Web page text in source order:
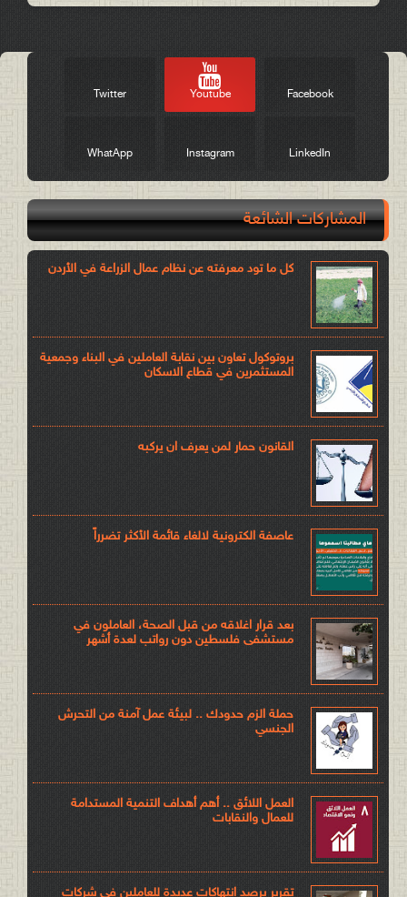
Facebook
Youtube
Twitter
LinkedIn
Instagram
WhatApp
المشاركات الشائعة
كل ما تود معرفته عن نظام عمال الزراعة في الأردن
بروتوكول تعاون بين نقابة العاملين في البناء وجمعية
المستثمرين في قطاع الاسكان
القانون حمار لمن يعرف ان يركبه
عاصفة الكترونية لالغاء قائمة الأكثر تضرراً
بعد قرار اغلاقه من قبل الصحة، العاملون في
مستشفى فلسطين دون رواتب لعدة أشهر
حملة الزم حدودك .. لبيئة عمل آمنة من التحرش
الجنسي
العمل اللائق .. أهم أهداف التنمية المستدامة
للعمال والنقابات
تقرير يرصد انتهاكات عديدة للعاملين في شركات